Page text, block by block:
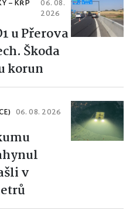
– KŘP
06. 08.
2026
u Přerova
Škoda
korun
06. 08. 2026
v